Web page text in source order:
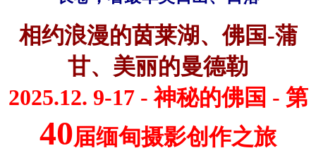
相约浪漫的茵莱湖、佛国-蒲
甘、美丽的曼德勒
2025.12. 9-17- 神秘的佛国 - 第
40届缅甸摄影创作之旅